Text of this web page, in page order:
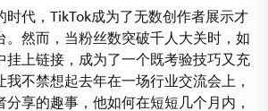
时代，TikTok成为了无数创作者展示才
。然而，当粉丝数突破千人大关时，如
挂上链接，成为了一个既考验技巧又充
不禁想起去年在一场行业交流会上，
享的趣事，他如何在短短几个月内，